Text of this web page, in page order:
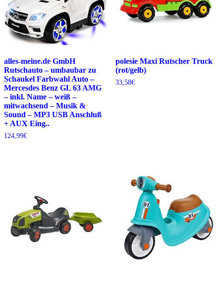
alles-meine.de GmbH
Rutschauto – umbaubar zu
Schaukel Farbwahl Auto –
Mercesdes Benz GL 63 AMG
– inkl. Name – weiß –
mitwachsend – Musik &
Sound – MP3 USB Anschluß
+ AUX Eing..
124,99€
polesie Maxi Rutscher Truck
(rot/gelb)
33,58€